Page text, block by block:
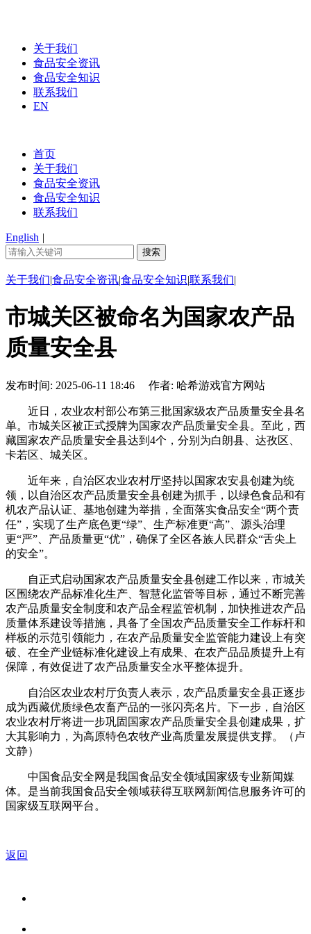
关于我们
食品安全资讯
食品安全知识
联系我们
EN
首页
关于我们
食品安全资讯
食品安全知识
联系我们
English |
关于我们|食品安全资讯|食品安全知识|联系我们|
市城关区被命名为国家农产品
质量安全县
发布时间: 2025-06-11 18:46 作者: 哈希游戏官方网站
近日，农业农村部公布第三批国家级农产品质量安全县名
单。市城关区被正式授牌为国家农产品质量安全县。至此，西
藏国家农产品质量安全县达到4个，分别为白朗县、达孜区、
卡若区、城关区。
近年来，自治区农业农村厅坚持以国家农安县创建为统
领，以自治区农产品质量安全县创建为抓手，以绿色食品和有
机农产品认证、基地创建为举措，全面落实食品安全“两个责
任”，实现了生产底色更“绿”、生产标准更“高”、源头治理
更“严”、产品质量更“优”，确保了全区各族人民群众“舌尖上
的安全”。
自正式启动国家农产品质量安全县创建工作以来，市城关
区围绕农产品标准化生产、智慧化监管等目标，通过不断完善
农产品质量安全制度和农产品全程监管机制，加快推进农产品
质量体系建设等措施，具备了全国农产品质量安全工作标杆和
样板的示范引领能力，在农产品质量安全监管能力建设上有突
破、在全产业链标准化建设上有成果、在农产品品质提升上有
保障，有效促进了农产品质量安全水平整体提升。
自治区农业农村厅负责人表示，农产品质量安全县正逐步
成为西藏优质绿色农畜产品的一张闪亮名片。下一步，自治区
农业农村厅将进一步巩固国家农产品质量安全县创建成果，扩
大其影响力，为高原特色农牧产业高质量发展提供支撑。（卢
文静）
中国食品安全网是我国食品安全领域国家级专业新闻媒
体。是当前我国食品安全领域获得互联网新闻信息服务许可的
国家级互联网平台。
返回